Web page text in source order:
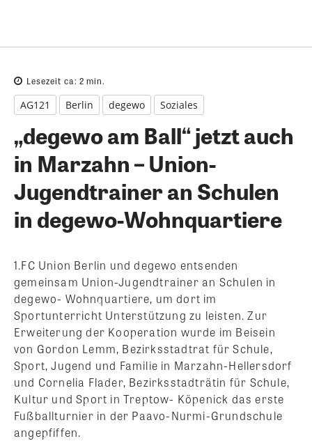
Lesezeit ca: 2 min.
AG121 Berlin degewo Soziales
„degewo am Ball“ jetzt auch
in Marzahn – Union-
Jugendtrainer an Schulen
in degewo-Wohnquartiere
1.FC Union Berlin und degewo entsenden
gemeinsam Union-Jugendtrainer an Schulen in
degewo- Wohnquartiere, um dort im
Sportunterricht Unterstützung zu leisten. Zur
Erweiterung der Kooperation wurde im Beisein
von Gordon Lemm, Bezirksstadtrat für Schule,
Sport, Jugend und Familie in Marzahn-Hellersdorf
und Cornelia Flader, Bezirksstadträtin für Schule,
Kultur und Sport in Treptow- Köpenick das erste
Fußballturnier in der Paavo-Nurmi-Grundschule
angepfiffen.